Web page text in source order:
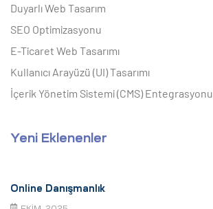
Duyarlı Web Tasarım
SEO Optimizasyonu
E-Ticaret Web Tasarımı
Kullanıcı Arayüzü (UI) Tasarımı
İçerik Yönetim Sistemi (CMS) Entegrasyonu
Yeni Eklenenler
Online Danışmanlık